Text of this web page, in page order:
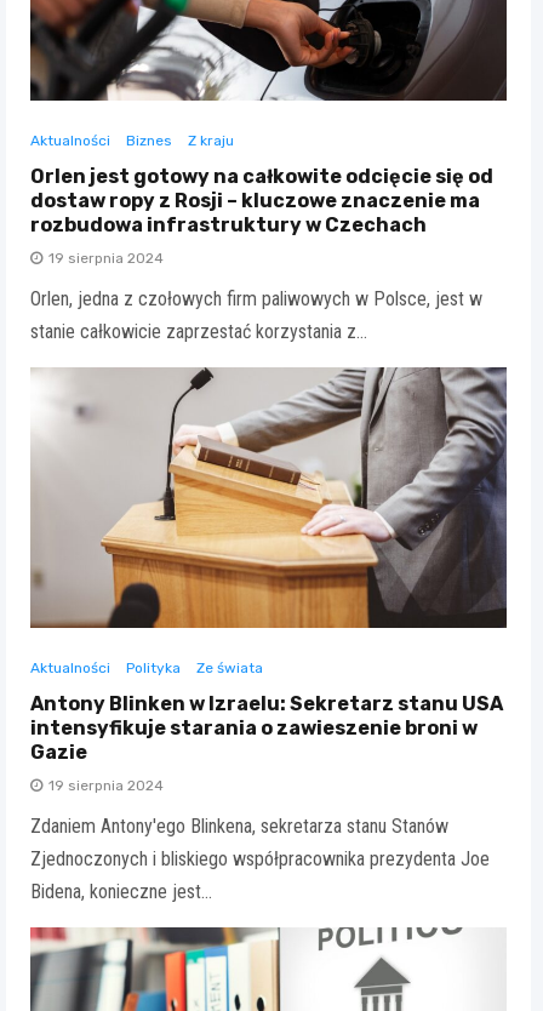
Aktualności Biznes Z kraju
Orlen jest gotowy na całkowite odcięcie się od
dostaw ropy z Rosji – kluczowe znaczenie ma
rozbudowa infrastruktury w Czechach
19 sierpnia 2024
Orlen, jedna z czołowych firm paliwowych w Polsce, jest w
stanie całkowicie zaprzestać korzystania z…
Aktualności Polityka Ze świata
Antony Blinken w Izraelu: Sekretarz stanu USA
intensyfikuje starania o zawieszenie broni w
Gazie
19 sierpnia 2024
Zdaniem Antony'ego Blinkena, sekretarza stanu Stanów
Zjednoczonych i bliskiego współpracownika prezydenta Joe
Bidena, konieczne jest…